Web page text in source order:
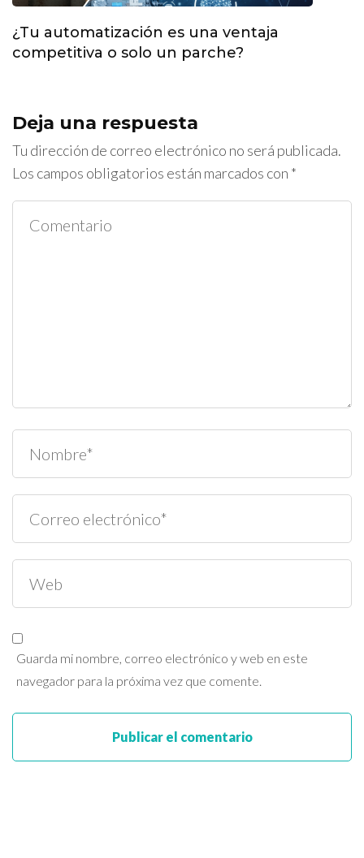
¿Tu automatización es una ventaja
competitiva o solo un parche?
Deja una respuesta
Tu dirección de correo electrónico no será publicada.
Los campos obligatorios están marcados con *
Guarda mi nombre, correo electrónico y web en este
navegador para la próxima vez que comente.